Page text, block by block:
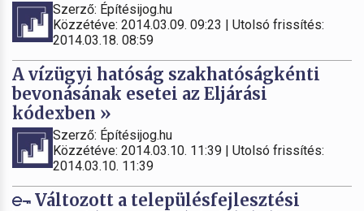
Szerző: Építésijog.hu
Közzétéve: 2014.03.09. 09:23 | Utolsó frissítés:
2014.03.18. 08:59
A vízügyi hatóság szakhatóságkénti
bevonásának esetei az Eljárási
kódexben »
Szerző: Építésijog.hu
Közzétéve: 2014.03.10. 11:39 | Utolsó frissítés:
2014.03.10. 11:39
Változott a településfejlesztési